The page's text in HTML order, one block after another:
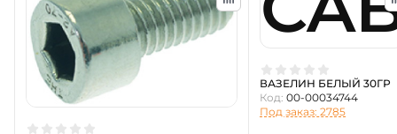
ВАЗЕЛИН БЕЛЫЙ 30ГР
Код: 00-00034744
Под заказ: 2785